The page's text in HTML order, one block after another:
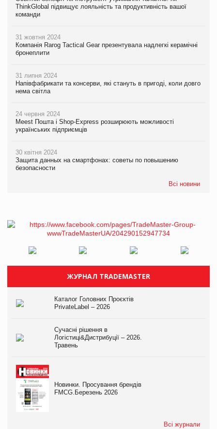
ThinkGlobal підвищує лояльність та продуктивність вашої
команди
31 жовтня 2024
Компанія Rarog Tactical Gear презентувала надлегкі керамічні
бронеплити
31 липня 2024
Напівфабрикати та консерви, які стануть в пригоді, коли довго
нема світла
24 червня 2024
Meest Пошта і Shop-Express розширюють можливості
українських підприємців
30 квітня 2024
Защита данных на смартфонах: советы по повышению
безопасности
Всі новини
ЖУРНАЛ TRADEMASTER
Каталог Головних Проєктів
PrivateLabel – 2026
Сучасні рішення в
Логістиці&Дистрибуції – 2026.
Травень
Новинки. Просування брендів
FMCG.Березень 2026
Всі журнали